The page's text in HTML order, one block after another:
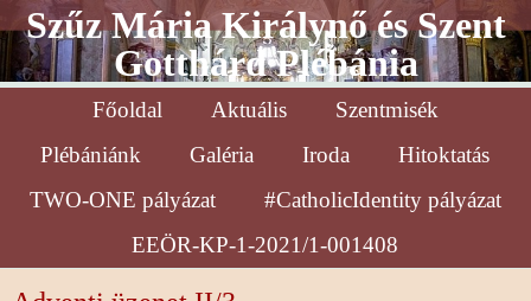
Szűz Mária Királynő és Szent
Gotthárd Plébánia
Főoldal Aktuális
Szentmisék
Plébániánk
Galéria Iroda
Hitoktatás
TWO-ONE pályázat
#CatholicIdentity pályázat
EEÖR-KP-1-2021/1-001408